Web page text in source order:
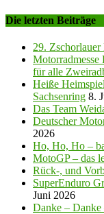
Die letzten Beiträge
29. Zschorlauer
Motorradmesse
für alle
Heiße
Sachsenring 8.
Das Team
Deutscher
2026
Ho, Ho, Ho –
MotoGP – das
Rück-, und
SuperEnduro
Juni 2026
Danke – Danke